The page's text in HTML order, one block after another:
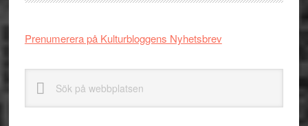
Prenumerera på Kulturbloggens Nyhetsbrev
webbplatsen